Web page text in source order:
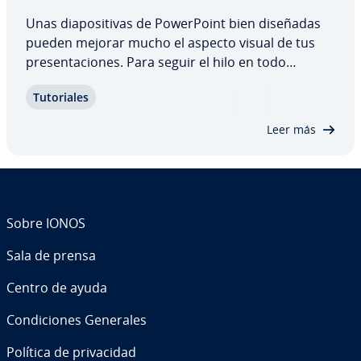
Unas dia­po­si­ti­vas de Po­we­r­Poi­nt bien diseñadas
pueden mejorar mucho el aspecto visual de tus
pre­se­n­ta­cio­nes. Para seguir el hilo en todo
discurso, tienes la opción de añadir unas notas en
Tu­to­ria­les
Leer más
Sobre IONOS
Sala de prensa
Centro de ayuda
Co­n­di­cio­nes Generales
Política de pri­va­ci­dad